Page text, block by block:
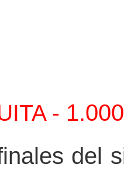
-
del